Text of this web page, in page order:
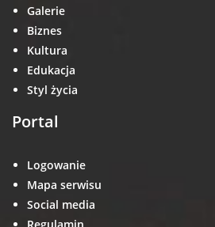
Galerie
Biznes
Kultura
Edukacja
Styl życia
Portal
Logowanie
Mapa serwisu
Social media